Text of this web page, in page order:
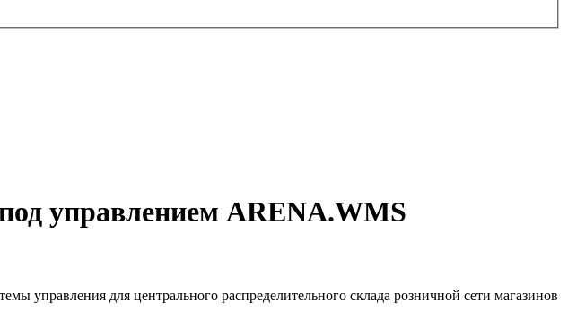
управлением ARENA.WMS
для центрального распределительного склада розничной сети магазинов